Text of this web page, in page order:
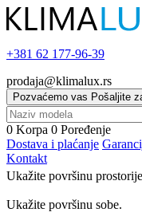
+381 62 177-96-39
prodaja@klimalux.rs
Pozvaćemo vas Pošaljite
0 Korpa 0 Poređenje
Dostava i plaćanje
Kontakt
Ukažite površinu
Ukažite površinu sobe.